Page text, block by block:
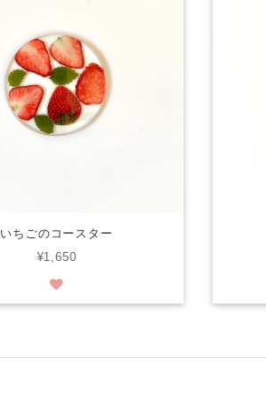
いちごのコースター
¥1,650